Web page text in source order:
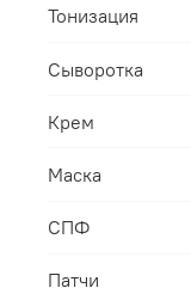
Тонизация
Сыворотка
Крем
Маска
СПФ
Патчи